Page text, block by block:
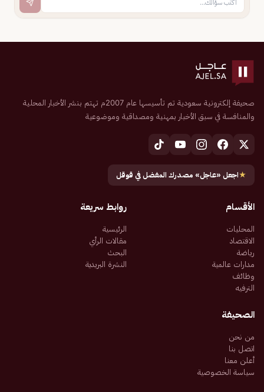
صحيفة إلكترونية سعودية تم تأسيسها عام 2007م تهتم بنشر الأخبار المحلية
والمنافسة في سبق الأخبار بمهنية ومصداقية وموضوعية
★اجعل «عاجل» مصدرك المفضل في قوقل
الأقسام
المحليات
الاقتصاد
رياضة
مدارات عالمية
وظائف
الترفيه
روابط سريعة
الرئيسية
مقالات الرأي
البحث
النشرة البريدية
الصحيفة
من نحن
اتصل بنا
أعلن معنا
سياسة الخصوصية